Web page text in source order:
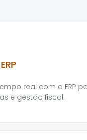
real com o ERP
e gestão fiscal.